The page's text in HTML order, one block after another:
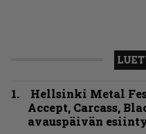
Hellsinki Metal
Accept, Carcass,
avauspäivän